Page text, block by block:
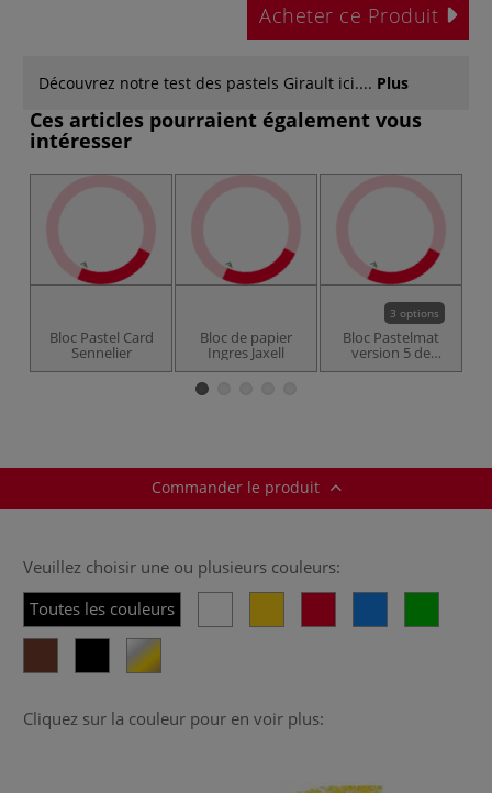
Acheter ce Produit
Découvrez notre test des pastels Girault ici.... Plus
Ces articles pourraient également vous
intéresser
Bloc Pastel Card
Sennelier
Bloc de papier
Ingres Jaxell
3 options
Bloc Pastelmat
version 5 de
Clairefontaine -
Commander le produit
Veuillez choisir une ou plusieurs couleurs:
Toutes les couleurs
Cliquez sur la couleur pour en voir plus: